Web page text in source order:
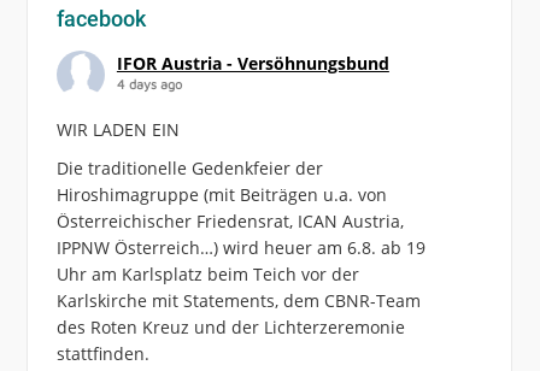
facebook
IFOR Austria - Versöhnungsbund
4 days ago
WIR LADEN EIN
Die traditionelle Gedenkfeier der
Hiroshimagruppe (mit Beiträgen u.a. von
Österreichischer Friedensrat, ICAN Austria,
IPPNW Österreich…) wird heuer am 6.8. ab 19
Uhr am Karlsplatz beim Teich vor der
Karlskirche mit Statements, dem CBNR-Team
des Roten Kreuz und der Lichterzeremonie
stattfinden.